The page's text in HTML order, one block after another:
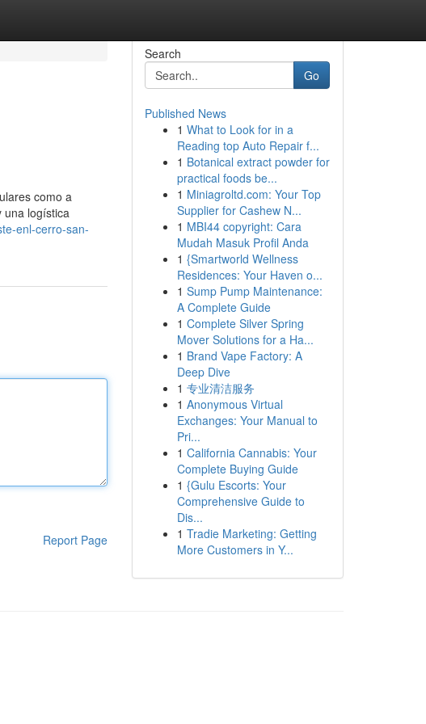
como a
una logística
enl-cerro-san-
Report Page
Search
Go
Published News
1 What to Look for in a
Reading top Auto Repair f...
1 Botanical extract powder for
practical foods be...
1 Miniagroltd.com: Your Top
Supplier for Cashew N...
1 MBI44 copyright: Cara
Mudah Masuk Profil Anda
1 {Smartworld Wellness
Residences: Your Haven o...
1 Sump Pump Maintenance:
A Complete Guide
1 Complete Silver Spring
Mover Solutions for a Ha...
1 Brand Vape Factory: A
Deep Dive
1 专业清洁服务
1 Anonymous Virtual
Exchanges: Your Manual to
Pri...
1 California Cannabis: Your
Complete Buying Guide
1 {Gulu Escorts: Your
Comprehensive Guide to
Dis...
1 Tradie Marketing: Getting
More Customers in Y...